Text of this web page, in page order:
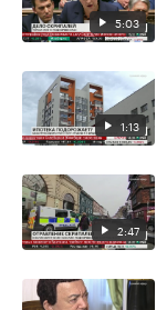
5:03
1:13
2:47